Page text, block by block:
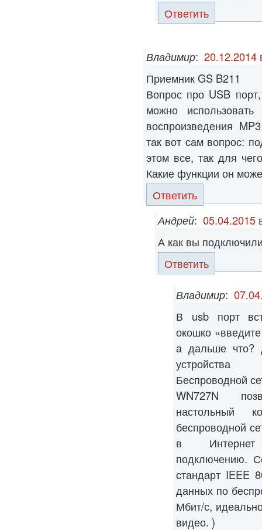
Ответить
Владимир: 20.12.2014
Приемник GS B211
Вопрос про USB
можно
воспроизведения
так вот сам вопрос:
этом все, так для
Какие функции он
Ответить
Андрей: 05.04.2015
А как вы
Ответить
Владимир:
В usb порт
окошко
а дальше что?
устройства
Беспроводной
WN727N
настольный
беспроводной
в Интернет
подключению.
стандарт IEEE
данных по
Мбит/с,
видео. )